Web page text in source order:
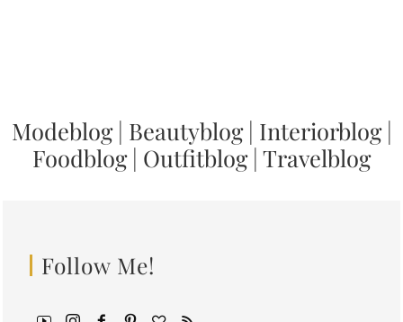
Modeblog| Beautyblog| Interiorblog|
Foodblog| Outfitblog| Travelblog
Follow Me!